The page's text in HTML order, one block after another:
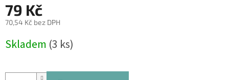
79 Kč
70,54 Kč bez DPH
cena:
Skladem (3 ks)